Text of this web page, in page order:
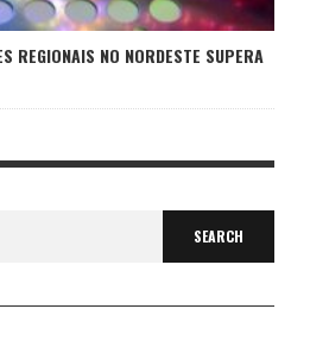
REGIONAIS NO NORDESTE SUPERA